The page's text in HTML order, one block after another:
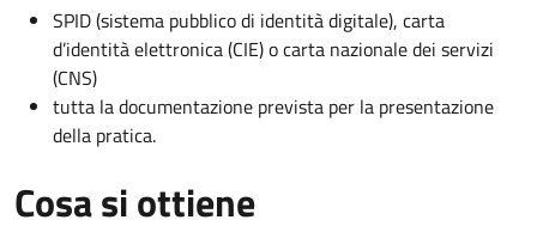
SPID (sistema pubblico di identità digitale), carta
d’identità elettronica (CIE) o carta nazionale dei servizi
(CNS)
tutta la documentazione prevista per la presentazione
della pratica.
Cosa si ottiene